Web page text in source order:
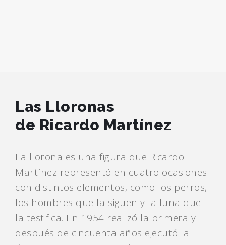
Las Lloronas
de Ricardo Martínez
La llorona es una figura que Ricardo
Martínez representó en cuatro ocasiones
con distintos elementos, como los perros,
los hombres que la siguen y la luna que
la testifica. En 1954 realizó la primera y
después de cincuenta años ejecutó la